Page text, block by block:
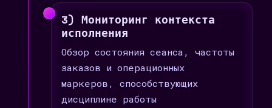
3) Мониторинг контекста
исполнения
Обзор состояния сеанса, частоты
заказов и операционных
маркеров, способствующих
дисциплине работы